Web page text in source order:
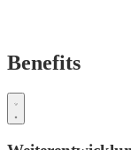
Benefits